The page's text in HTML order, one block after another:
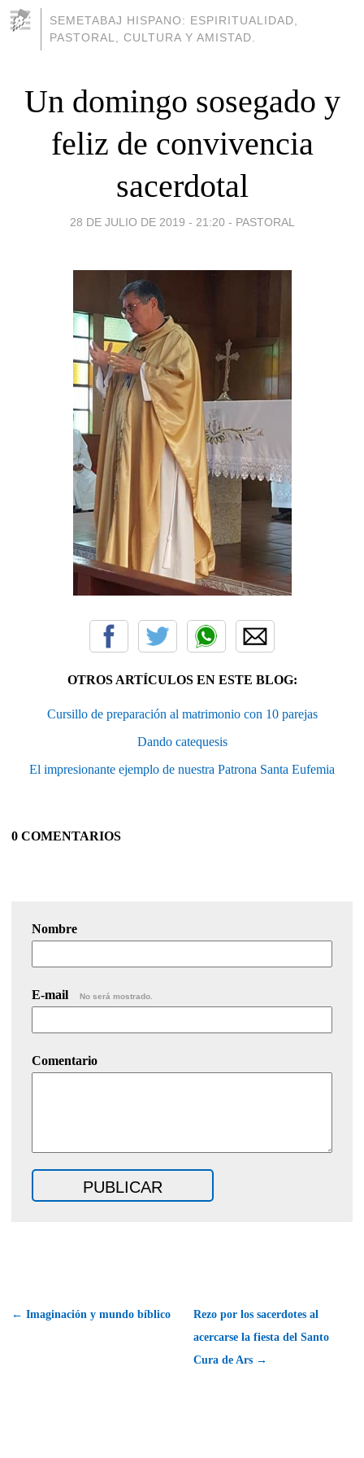
SEMETABAJ HISPANO: ESPIRITUALIDAD,
PASTORAL, CULTURA Y AMISTAD.
Un domingo sosegado y
feliz de convivencia
sacerdotal
28 DE JULIO DE 2019 - 21:20 - PASTORAL
OTROS ARTÍCULOS EN ESTE BLOG:
Cursillo de preparación al matrimonio con 10 parejas
Dando catequesis
El impresionante ejemplo de nuestra Patrona Santa Eufemia
0 COMENTARIOS
Nombre
E-mail No será mostrado.
Comentario
← Imaginación y mundo bíblico
Rezo por los sacerdotes al
acercarse la fiesta del Santo
Cura de Ars →